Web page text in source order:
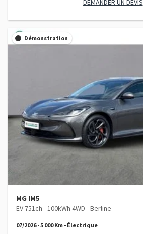
DEMANDER UN DEVIS
Démonstration
MG IM5
EV 751ch - 100kWh 4WD - Berline
07/2026 - 5 000 Km - Électrique